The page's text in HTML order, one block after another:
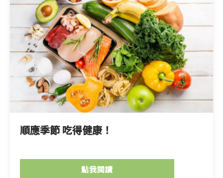
順應季節 吃得健康！
點我閱讀